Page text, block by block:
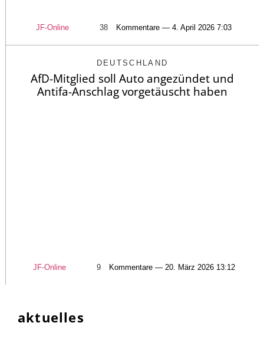
JF-Online 38 Kommentare — 4. April 2026 7:03
DEUTSCHLAND
AfD-Mitglied soll Auto angezündet und
Antifa-Anschlag vorgetäuscht haben
JF-Online 9 Kommentare — 20. März 2026 13:12
aktuelles